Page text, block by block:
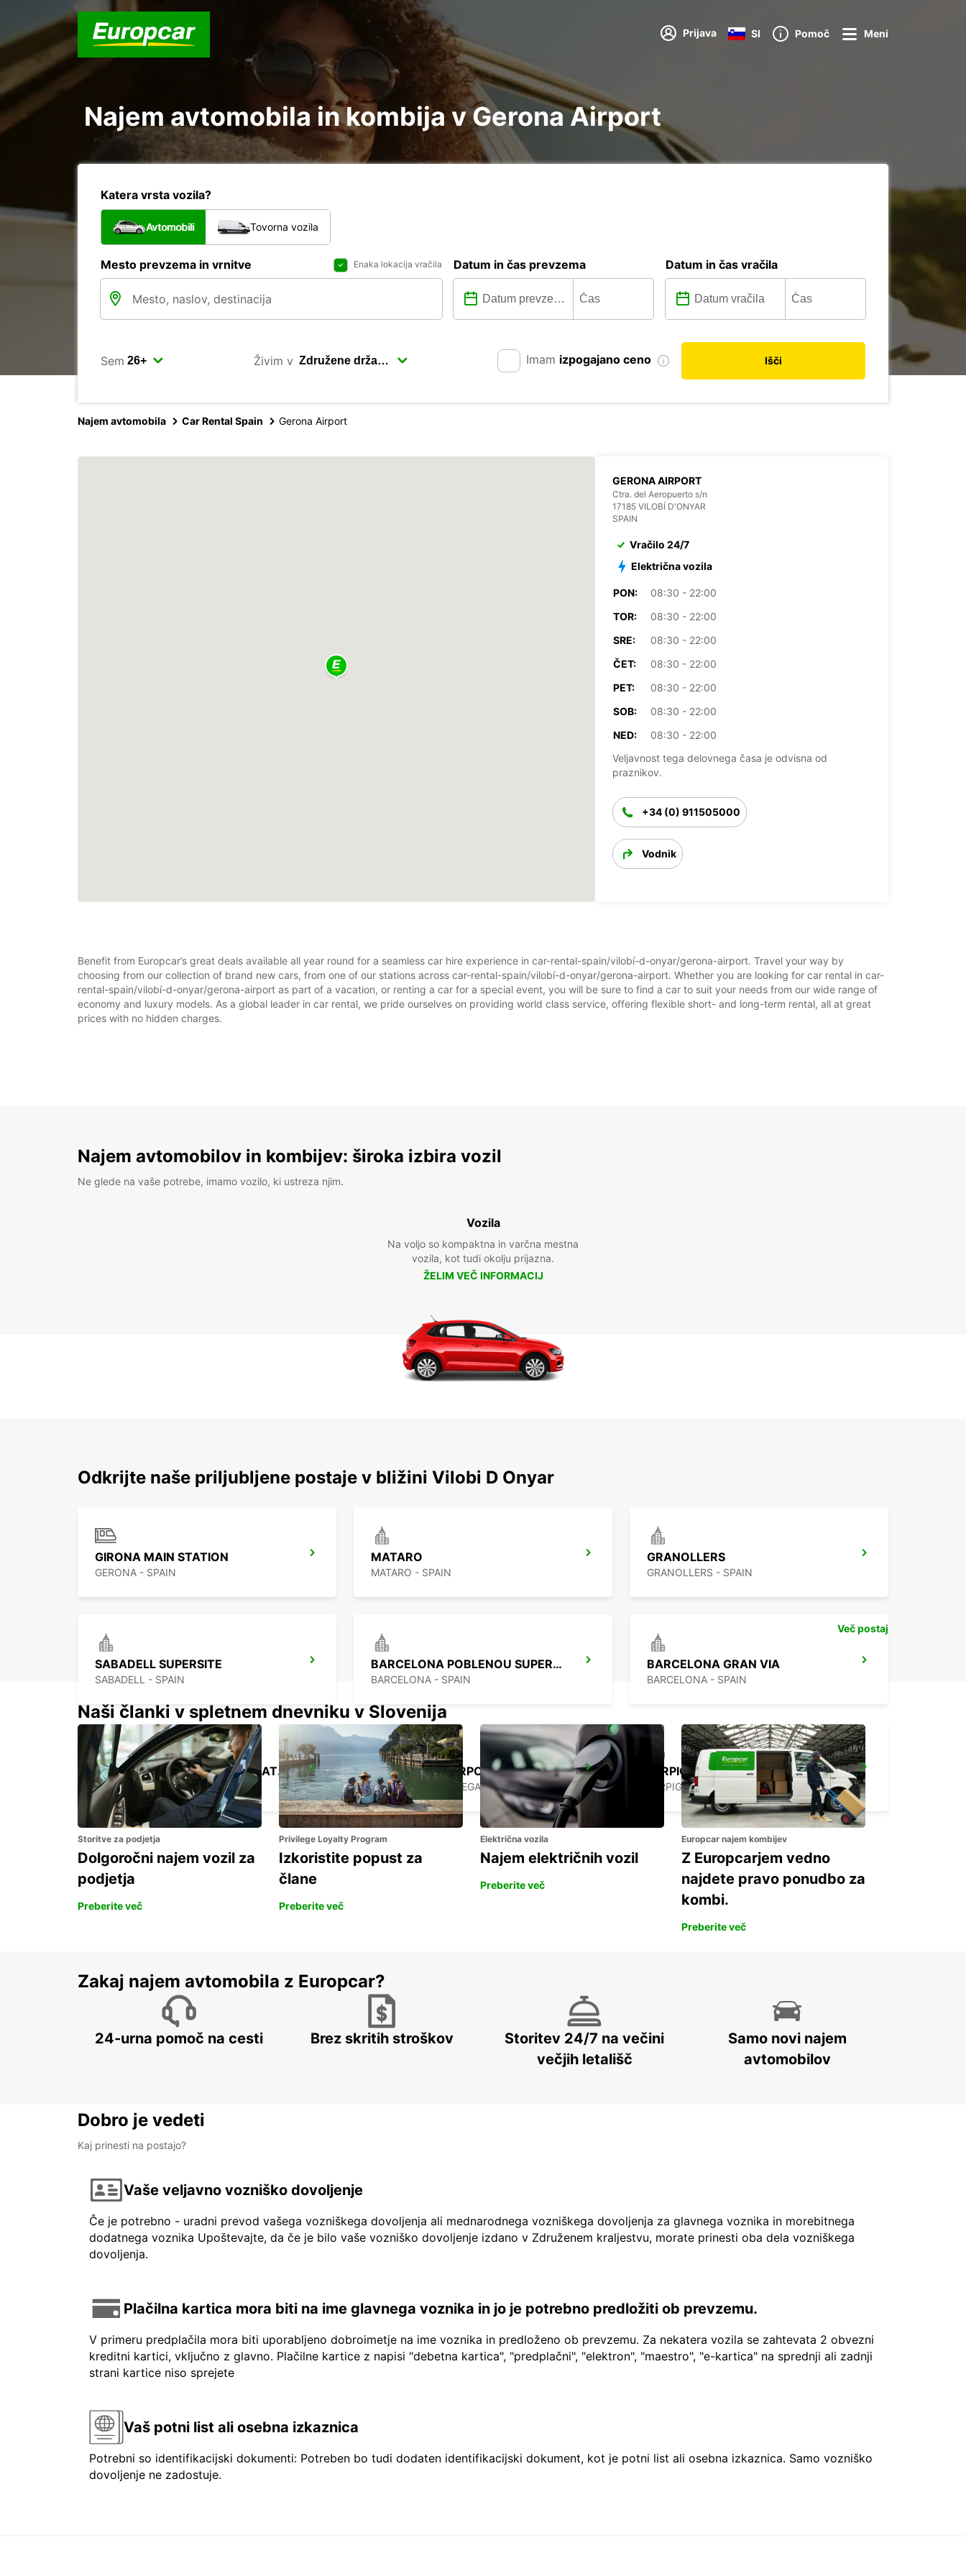
Prijava SI Pomoč Meni
Najem avtomobila in kombija v Gerona Airport
Katera vrsta vozila?
Avtomobili Tovorna vozila
Mesto prevzema in vrnitve Enaka lokacija vračila Datum in čas prevzema Datum in čas vračila
Sem Živim v Imam izpogajano ceno Išči
Najem avtomobila Car Rental Spain Gerona Airport
GERONA AIRPORT
Ctra. del Aeropuerto s/n
17185 VILOBÍ D'ONYAR
SPAIN
Vračilo 24/7
Električna vozila
PON:
08:30 - 22:00
TOR:
08:30 - 22:00
SRE:
08:30 - 22:00
ČET:
08:30 - 22:00
PET:
08:30 - 22:00
SOB:
08:30 - 22:00
NED:
08:30 - 22:00
Veljavnost tega delovnega časa je odvisna od
praznikov.
+34 (0) 911505000
Vodnik
Benefit from Europcar’s great deals available all year round for a seamless car hire experience in car-rental-spain/vilobí-d-onyar/gerona-airport. Travel your way by
choosing from our collection of brand new cars, from one of our stations across car-rental-spain/vilobí-d-onyar/gerona-airport. Whether you are looking for car rental in car-
rental-spain/vilobí-d-onyar/gerona-airport as part of a vacation, or renting a car for a special event, you will be sure to find a car to suit your needs from our wide range of
economy and luxury models. As a global leader in car rental, we pride ourselves on providing world class service, offering flexible short- and long-term rental, all at great
prices with no hidden charges.
Najem avtomobilov in kombijev: široka izbira vozil
Ne glede na vaše potrebe, imamo vozilo, ki ustreza njim.
Vozila
Na voljo so kompaktna in varčna mestna
vozila, kot tudi okolju prijazna.
ŽELIM VEČ INFORMACIJ
Odkrijte naše priljubljene postaje v bližini Vilobi D Onyar
GIRONA MAIN STATION
GERONA - SPAIN
MATARO
MATARO - SPAIN
GRANOLLERS
GRANOLLERS - SPAIN
SABADELL SUPERSITE
SABADELL - SPAIN
BARCELONA POBLENOU SUPERSITE
BARCELONA - SPAIN
BARCELONA GRAN VIA
BARCELONA - SPAIN
BARCELONA SANTS MAIN STATION
BARCELONA - SPAIN
BARCELONA AIRPORT TERMINAL 2
EL PRAT DE LLOBREGAT - SPAIN
PERPIGNAN ST CHARLES OPEN 2 12 25
PERPIGNAN - FRANCE
Več postaj
Naši članki v spletnem dnevniku v Slovenija
Storitve za podjetja
Dolgoročni najem vozil za
podjetja
Preberite več
Privilege Loyalty Program
Izkoristite popust za
člane
Preberite več
Električna vozila
Najem električnih vozil
Preberite več
Europcar najem kombijev
Z Europcarjem vedno
najdete pravo ponudbo za
kombi.
Preberite več
Zakaj najem avtomobila z Europcar?
24-urna pomoč na cesti Brez skritih stroškov
Storitev 24/7 na večini
večjih letališč
Samo novi najem
avtomobilov
Dobro je vedeti
Kaj prinesti na postajo?
Vaše veljavno vozniško dovoljenje
Če je potrebno - uradni prevod vašega vozniškega dovoljenja ali mednarodnega vozniškega dovoljenja za glavnega voznika in morebitnega
dodatnega voznika Upoštevajte, da če je bilo vaše vozniško dovoljenje izdano v Združenem kraljestvu, morate prinesti oba dela vozniškega
dovoljenja.
Plačilna kartica mora biti na ime glavnega voznika in jo je potrebno predložiti ob prevzemu.
V primeru predplačila mora biti uporabljeno dobroimetje na ime voznika in predloženo ob prevzemu. Za nekatera vozila se zahtevata 2 obvezni
kreditni kartici, vključno z glavno. Plačilne kartice z napisi "debetna kartica", "predplačni", "elektron", "maestro", "e-kartica" na sprednji ali zadnji
strani kartice niso sprejete
Vaš potni list ali osebna izkaznica
Potrebni so identifikacijski dokumenti: Potreben bo tudi dodaten identifikacijski dokument, kot je potni list ali osebna izkaznica. Samo vozniško
dovoljenje ne zadostuje.